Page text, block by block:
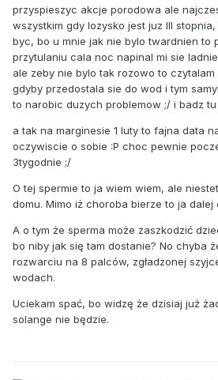
przyspieszyc akcje porodowa ale
wszystkim gdy lozysko jest juz III
byc, bo u mnie jak nie bylo twardnien to
przytulaniu cala noc napinal mi sie
ale zeby nie bylo tak rozowo to
gdyby przedostala sie do wod i tym
to narobic duzych problemow ;/ i badz
a tak na marginesie 1 luty to fajna data
oczywiscie o sobie :P choc pewnie
3tygodnie ;/
O tej spermie to ja wiem wiem, ale
domu. Mimo iż choroba bierze to ja dalej
A o tym że sperma może zaszkodzić
bo niby jak się tam dostanie? No chyba
rozwarciu na 8 palców, zgładzonej
wodach.
Uciekam spać, bo widzę że dzisiaj już
solange nie będzie.